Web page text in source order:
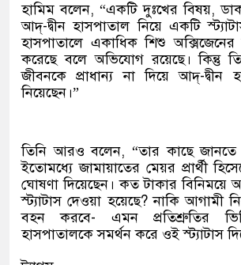
হামিম বলেন, “একটি দুঃখের বিষয়,
আদ্-দ্বীন হাসপাতাল নিয়ে একটি
হাসপাতালে একাধিক শিশু
করেছে বলে অভিযোগ রয়েছে। কিন্তু
জীবনকে প্রাধান্য না দিয়ে আদ্-দ্বীন
নিয়েছেন।”
তিনি আরও বলেন, “তার কাছে
ইতোমধ্যে জামায়াতের মেয়র প্রার্থী
ঘোষণা দিয়েছেন। কত টাকার বিনিময়ে
স্ট্যাটাস দেওয়া হয়েছে? নাকি আগামী
বহন করবে- এমন প্রতিশ্রুতির
হাসপাতালকে সমর্থন করে ওই স্ট্যাটাস